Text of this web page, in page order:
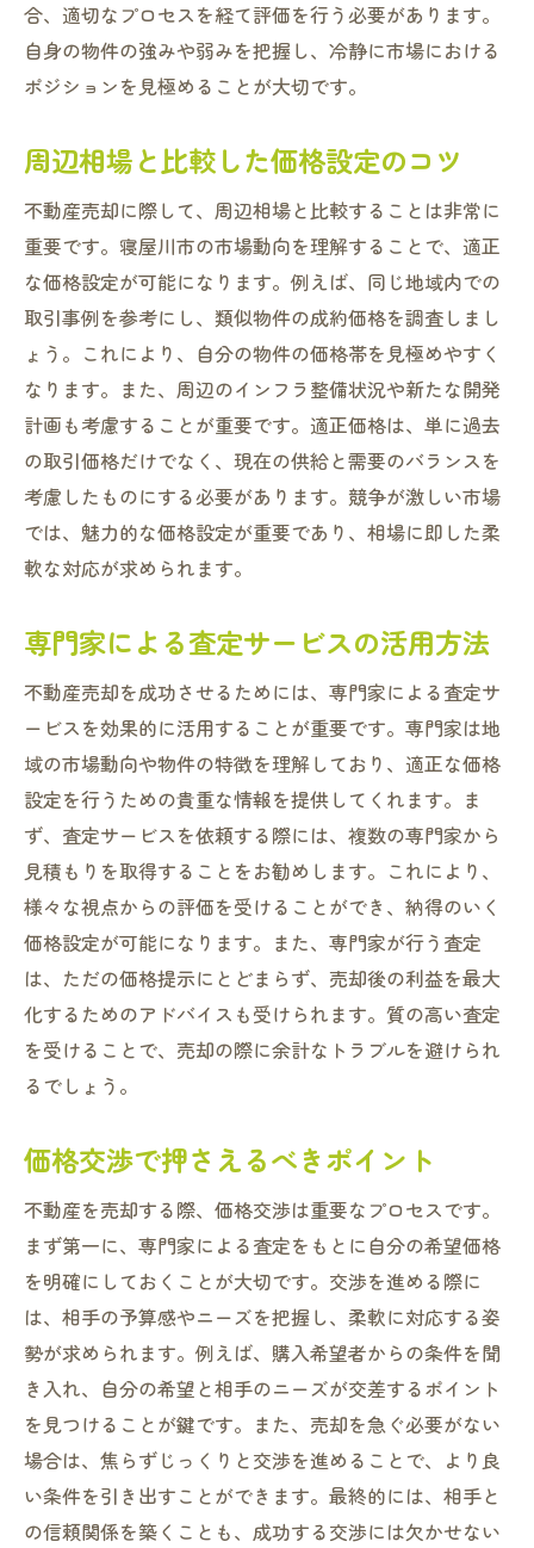
合、適切なプロセスを経て評価を行う必要があります。
自身の物件の強みや弱みを把握し、冷静に市場における
ポジションを見極めることが大切です。
周辺相場と比較した価格設定のコツ
不動産売却に際して、周辺相場と比較することは非常に
重要です。寝屋川市の市場動向を理解することで、適正
な価格設定が可能になります。例えば、同じ地域内での
取引事例を参考にし、類似物件の成約価格を調査しまし
ょう。これにより、自分の物件の価格帯を見極めやすく
なります。また、周辺のインフラ整備状況や新たな開発
計画も考慮することが重要です。適正価格は、単に過去
の取引価格だけでなく、現在の供給と需要のバランスを
考慮したものにする必要があります。競争が激しい市場
では、魅力的な価格設定が重要であり、相場に即した柔
軟な対応が求められます。
専門家による査定サービスの活用方法
不動産売却を成功させるためには、専門家による査定サ
ービスを効果的に活用することが重要です。専門家は地
域の市場動向や物件の特徴を理解しており、適正な価格
設定を行うための貴重な情報を提供してくれます。ま
ず、査定サービスを依頼する際には、複数の専門家から
見積もりを取得することをお勧めします。これにより、
様々な視点からの評価を受けることができ、納得のいく
価格設定が可能になります。また、専門家が行う査定
は、ただの価格提示にとどまらず、売却後の利益を最大
化するためのアドバイスも受けられます。質の高い査定
を受けることで、売却の際に余計なトラブルを避けられ
るでしょう。
価格交渉で押さえるべきポイント
不動産を売却する際、価格交渉は重要なプロセスです。
まず第一に、専門家による査定をもとに自分の希望価格
を明確にしておくことが大切です。交渉を進める際に
は、相手の予算感やニーズを把握し、柔軟に対応する姿
勢が求められます。例えば、購入希望者からの条件を聞
き入れ、自分の希望と相手のニーズが交差するポイント
を見つけることが鍵です。また、売却を急ぐ必要がない
場合は、焦らずじっくりと交渉を進めることで、より良
い条件を引き出すことができます。最終的には、相手と
の信頼関係を築くことも、成功する交渉には欠かせない